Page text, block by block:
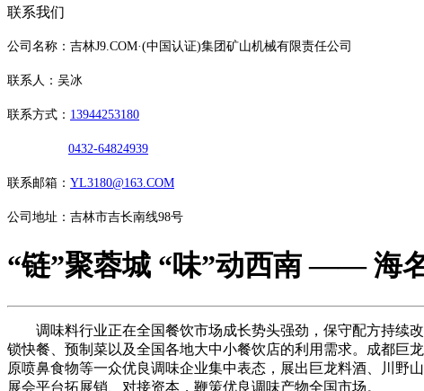
联系我们
公司名称：吉林J9.COM·(中国认证)集团矿山机械有限责任公司
联系人：吴冰
联系方式： 13944253180
0432-64824939
联系邮箱： YL3180@163.COM
公司地址：吉林市吉长南线98号
“链”聚蓉城 “味”动西南 —— 海
调味料行业正在全国餐饮市场成长势头强劲，保守配方持续改
锁快餐、预制菜以及全国各地大中小餐饮店的利用需求。成都巨
原喷鼻食物等一众优良调味企业集中表态，展出巨龙料酒、川野
展会平台拓展销、对接资本，鞭策优良调味产物全国市场。